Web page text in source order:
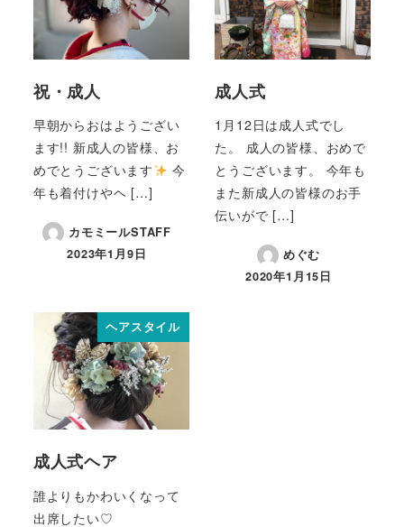
祝・成人
早朝からおはようござい
ます!! 新成人の皆様、お
めでとうございます
今
年も着付けやヘ […]
カモミールSTAFF
2023年1月9日
成人式
1月12日は成人式でし
た。 成人の皆様、おめで
とうございます。 今年も
また新成人の皆様のお手
伝いがで […]
めぐむ
2020年1月15日
ヘアスタイル
成人式ヘア
誰よりもかわいくなって
出席したい♡